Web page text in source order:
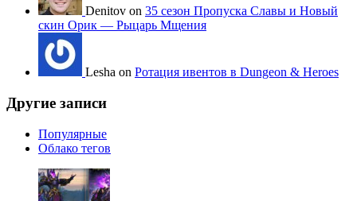
Denitov on 35 сезон Пропуска Славы и Новый
скин Орик — Рыцарь Мщения
Lesha on Ротация ивентов в Dungeon & Heroes
Другие записи
Популярные
Облако тегов